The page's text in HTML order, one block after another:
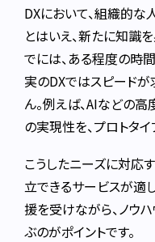
DXにおいて、組織的な
とはいえ、新たに知識
でには、ある程度の時
実のDXではスピード
ん。例えば、AIなどの
の実現性を、プロトタ
こうしたニーズに対応
立できるサービスが適
援を受けながら、ノウ
ぶのがポイントです。